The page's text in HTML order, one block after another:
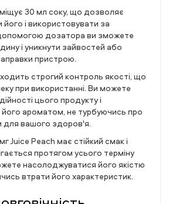
30 мл соку, що дозволяє
і використовувати за
дозатора ви зможете
і уникнути зайвостей або
пристрою.
строгий контроль якості, що
при використанні. Ви можете
цього продукту і
ароматом, не турбуючись про
для вашого здоров'я.
Juice Peach має стійкий смак і
протягом усього терміну
насолоджуватися його якістю
втрати його характеристик.